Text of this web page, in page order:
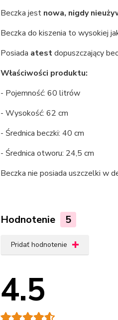
Beczka jest nowa, nigdy
Beczka do kiszenia to wysokiej
Posiada atestdopuszczający
Właściwości produktu:
- Pojemność: 60 litrów
- Wysokość: 62 cm
- Średnica beczki: 40 cm
- Średnica otworu: 24,5 cm
Beczka nie posiada uszczelki w
Hodnotenie 5
Pridať hodnotenie
4.5